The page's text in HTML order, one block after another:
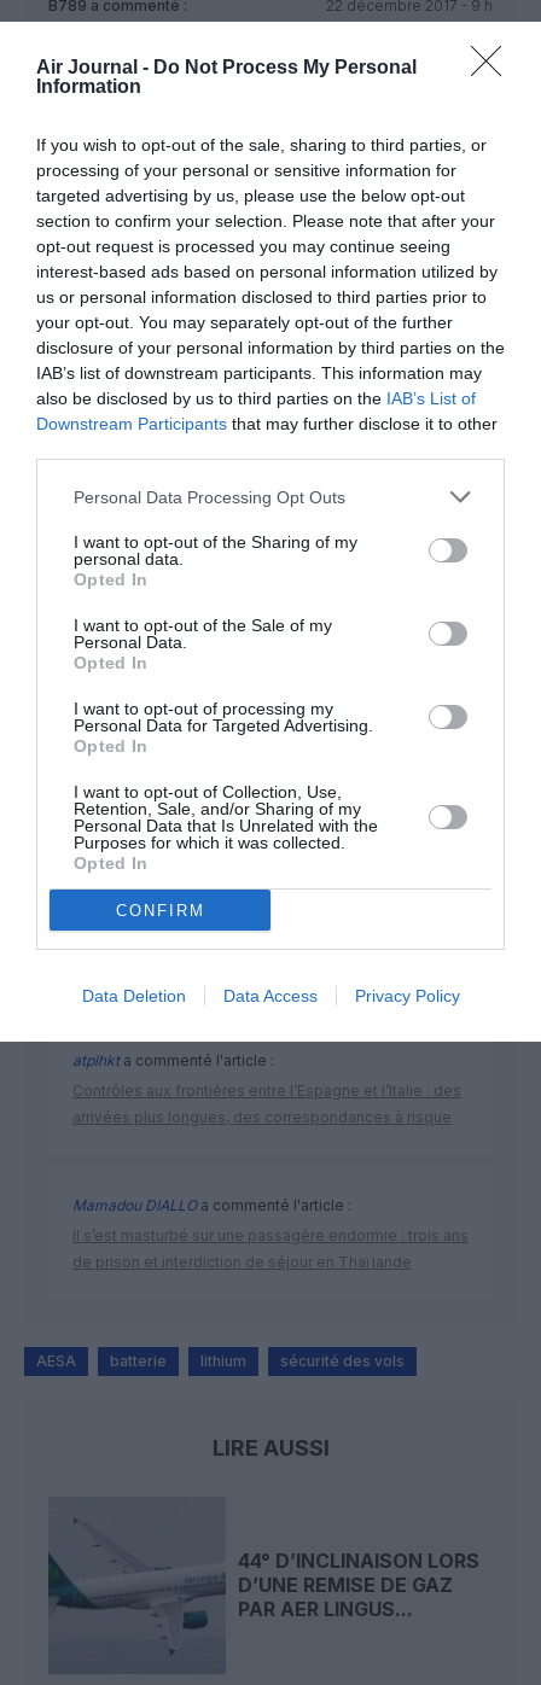
Air Journal - Do Not Process My Personal
Information
If you wish to opt-out of the sale, sharing to third parties, or
processing of your personal or sensitive information for
targeted advertising by us, please use the below opt-out
section to confirm your selection. Please note that after your
opt-out request is processed you may continue seeing
interest-based ads based on personal information utilized by
us or personal information disclosed to third parties prior to
your opt-out. You may separately opt-out of the further
disclosure of your personal information by third parties on the
IAB’s list of downstream participants. This information may
also be disclosed by us to third parties on the IAB’s List of
Downstream Participants that may further disclose it to other
Personal Data Processing Opt Outs
I want to opt-out of the Sharing of my
personal data.
Opted In
I want to opt-out of the Sale of my
Personal Data.
Opted In
I want to opt-out of processing my
Personal Data for Targeted Advertising.
Opted In
I want to opt-out of Collection, Use,
Retention, Sale, and/or Sharing of my
Personal Data that Is Unrelated with the
Purposes for which it was collected.
Opted In
CONFIRM
Data Deletion Data Access Privacy Policy
B789 a commenté :
22 décembre 2017 - 9 h
L’EASA interdit le transport de batteries lithium dans les
bagages soute des passagers… La FAA a démontré que les
feux de batteris lithium …. et pourtant, les compagnies
continuent, en toute légalité, de transporter en Fret des
cargaisons de batteries lithium sur des vols commerciaux
passagers …
Jusqu’au jour où…
Une fois de plus, il va encore falloir qu’il arrive une
catastrophe pour que des décisions fermes et sensées
soient prises…
RÉPONDRE
FAIRE UN DON
Appel aux lecteurs !
Soutenez Air Journal participez
à son
atplhkta commenté l'article :
Contrôles aux frontières entre l’Espagne et l’Italie : des
arrivées plus longues, des correspondances à risque
Mamadou DIALLOa commenté l'article :
Il s’est masturbé sur une passagère endormie : trois ans
de prison et interdiction de séjour en Thaïlande
AESA batterie lithium sécurité des vols
LIRE AUSSI
44° D’INCLINAISON LORS
D’UNE REMISE DE GAZ
PAR AER LINGUS...